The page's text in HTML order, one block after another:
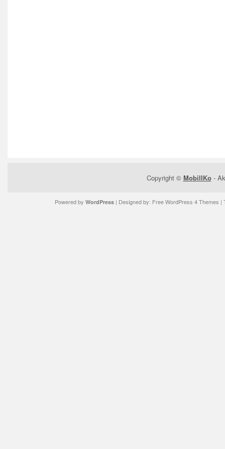
Copyright © MobilIKo-
Powered by WordPress| Designed by: Free WordPress 4 Themes |